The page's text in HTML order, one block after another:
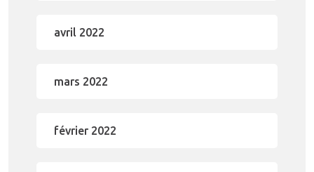
avril 2022
mars 2022
février 2022